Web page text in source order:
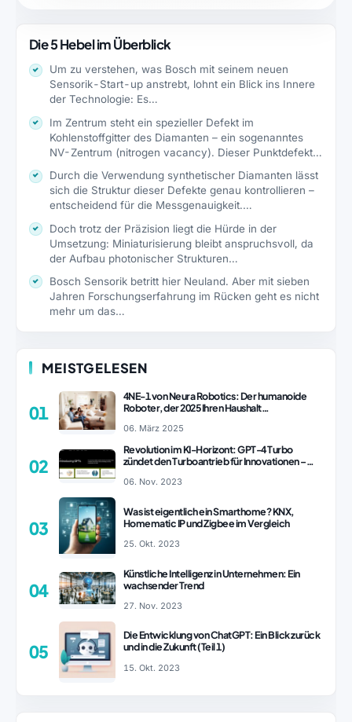
Die 5 Hebel im Überblick
Um zu verstehen, was Bosch mit seinem neuen
Sensorik-Start-up anstrebt, lohnt ein Blick ins Innere
der Technologie: Es…
Im Zentrum steht ein spezieller Defekt im
Kohlenstoffgitter des Diamanten – ein sogenanntes
NV-Zentrum (nitrogen vacancy). Dieser Punktdefekt…
Durch die Verwendung synthetischer Diamanten lässt
sich die Struktur dieser Defekte genau kontrollieren –
entscheidend für die Messgenauigkeit.…
Doch trotz der Präzision liegt die Hürde in der
Umsetzung: Miniaturisierung bleibt anspruchsvoll, da
der Aufbau photonischer Strukturen…
Bosch Sensorik betritt hier Neuland. Aber mit sieben
Jahren Forschungserfahrung im Rücken geht es nicht
mehr um das…
MEISTGELESEN
01
4NE-1 von Neura Robotics: Der humanoide
Roboter, der 2025 Ihren Haushalt
06. März 2025
02
Revolution im KI-Horizont: GPT-4 Turbo
zündet den Turboantrieb für Innovationen –
06. Nov. 2023
03
Was ist eigentlich ein Smarthome? KNX,
Homematic IP und Zigbee im Vergleich
25. Okt. 2023
04
Künstliche Intelligenz in Unternehmen: Ein
wachsender Trend
27. Nov. 2023
05
Die Entwicklung von ChatGPT: Ein Blick zurück
und in die Zukunft (Teil 1)
15. Okt. 2023